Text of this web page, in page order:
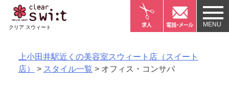
Skip
content
クリア スウィート
上小田井駅近くの美容室スウィート店（スイート
店）
> スタイル一覧 > オフィス・コンサバ